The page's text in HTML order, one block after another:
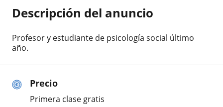
Precio
Primera clase gratis
Descripción del anuncio
Profesor y estudiante de psicología social último
año.